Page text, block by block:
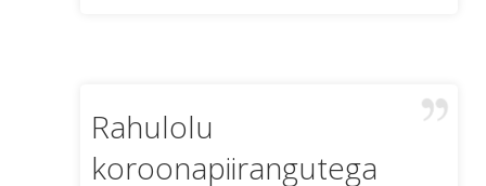
Rahulolu
koroonapiirangutega